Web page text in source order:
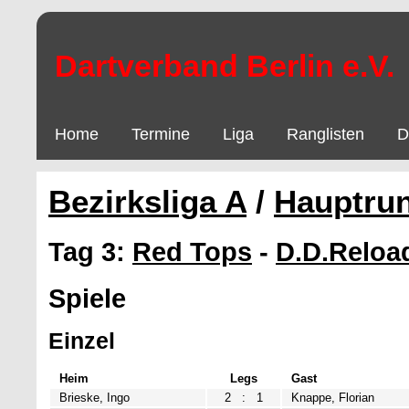
Dartverband Berlin e.V.
Home Termine Liga Ranglisten
Bezirksliga A /
Tag 3: Red Tops -
Spiele
Einzel
Heim Legs
Gast
Brieske, Ingo
2 : 1
Knappe, Florian